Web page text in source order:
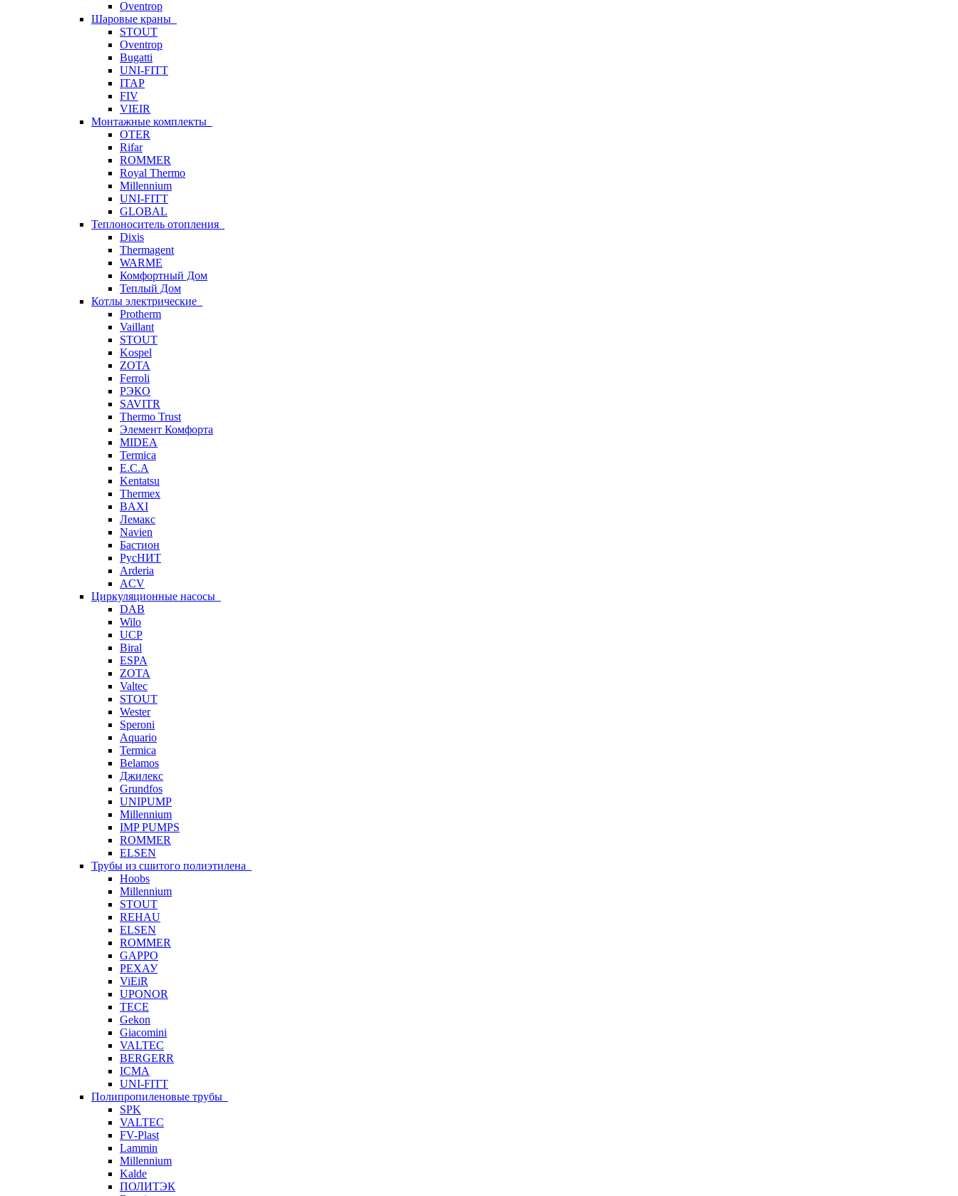
Oventrop
Шаровые краны
STOUT
Oventrop
Bugatti
UNI-FITT
ITAP
FIV
VIEIR
Монтажные комплекты
OTER
Rifar
ROMMER
Royal Thermo
Millennium
UNI-FITT
GLOBAL
Теплоноситель отопления
Dixis
Thermagent
WARME
Комфортный Дом
Теплый Дом
Котлы электрические
Protherm
Vaillant
STOUT
Kospel
ZOTA
Ferroli
РЭКО
SAVITR
Thermo Trust
Элемент Комфорта
MIDEA
Termica
E.C.A
Kentatsu
Thermex
BAXI
Лемакс
Navien
Бастион
РусНИТ
Arderia
ACV
Циркуляционные насосы
DAB
Wilo
UCP
Biral
ESPA
ZOTA
Valtec
STOUT
Wester
Speroni
Aquario
Termica
Belamos
Джилекс
Grundfos
UNIPUMP
Millennium
IMP PUMPS
ROMMER
ELSEN
Трубы из сшитого полиэтилена
Hoobs
Millennium
STOUT
REHAU
ELSEN
ROMMER
GAPPO
РЕХАУ
ViEiR
UPONOR
TECE
Gekon
Giacomini
VALTEC
BERGERR
ICMA
UNI-FITT
Полипропиленовые трубы
SPK
VALTEC
FV-Plast
Lammin
Millennium
Kalde
ПОЛИТЭК